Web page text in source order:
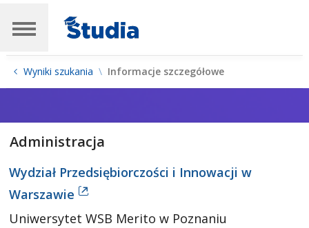
Wyniki szukania Informacje szczegółowe
Administracja
Wydział Przedsiębiorczości i Innowacji w
Warszawie
Uniwersytet WSB Merito w Poznaniu